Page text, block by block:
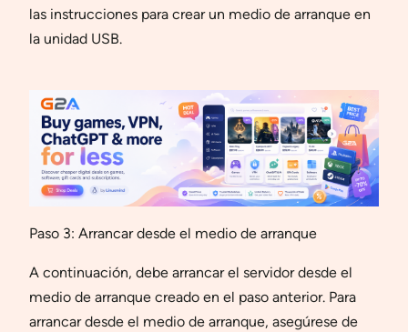
las instrucciones para crear un medio de arranque en
la unidad USB.
Paso 3: Arrancar desde el medio de arranque
A continuación, debe arrancar el servidor desde el
medio de arranque creado en el paso anterior. Para
arrancar desde el medio de arranque, asegúrese de